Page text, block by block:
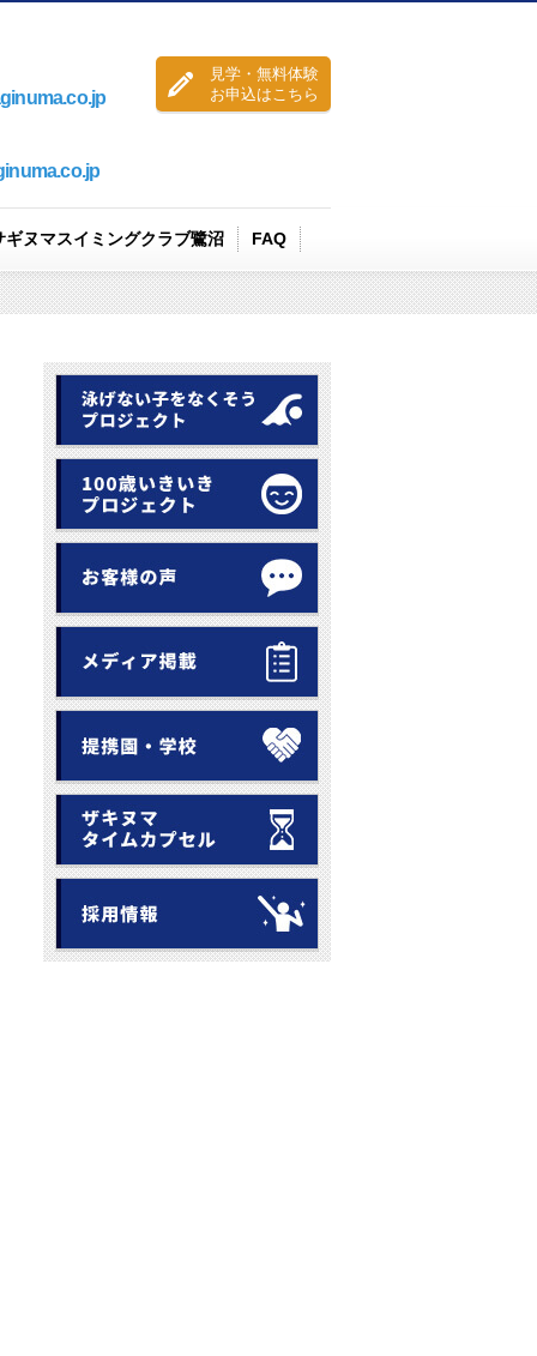
見学・無料体験
お申込はこちら
ギヌマスイミングクラブ鷺沼
コース案内
コーチ紹介
送迎バス
見学・無料体験
FAQ